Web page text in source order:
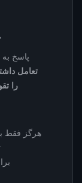
پاسخ
تعامل
را
هرگز فقط